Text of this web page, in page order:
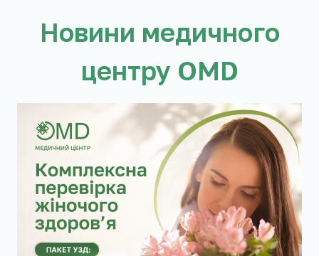
Новини медичного
центру OMD